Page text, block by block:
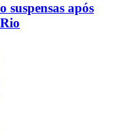
suspensas após